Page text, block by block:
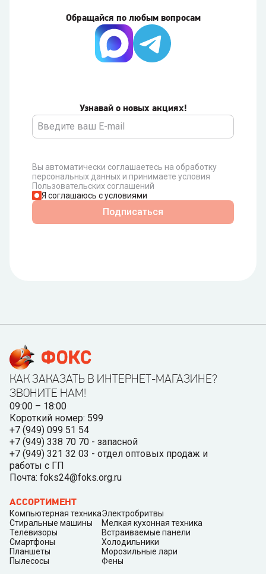
Узнавай о новых акциях!
Вы автоматически соглашаетесь на обработку
персональных данных и принимаете условия
Пользовательских соглашений
Я соглашаюсь с условиями
Подписаться
Обращайся по любым вопросам
КАК ЗАКАЗАТЬ В ИНТЕРНЕТ-МАГАЗИНЕ?
ЗВОНИТЕ НАМ!
09:00 – 18:00
Короткий номер: 599
+7 (949) 099 51 54
+7 (949) 338 70 70 - запасной
+7 (949) 321 32 03 - отдел оптовых продаж и
работы с ГП
Почта: foks24@foks.org.ru
АССОРТИМЕНТ
Компьютерная техника
Стиральные машины
Телевизоры
Смартфоны
Планшеты
Пылесосы
Электробритвы
Мелкая кухонная техника
Встраиваемые панели
Холодильники
Морозильные лари
Фены